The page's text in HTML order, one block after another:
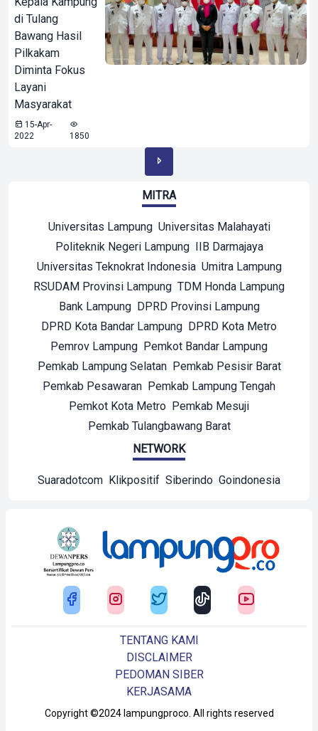
di Tulang
Bawang Hasil
Pilkakam
Diminta Fokus
Layani
Masyarakat
15-Apr-
2022
1850
MITRA
Universitas Lampung Universitas Malahayati
Politeknik Negeri Lampung IIB Darmajaya
Universitas Teknokrat Indonesia Umitra Lampung
RSUDAM Provinsi Lampung TDM Honda Lampung
Bank Lampung DPRD Provinsi Lampung
DPRD Kota Bandar Lampung DPRD Kota Metro
Pemrov Lampung Pemkot Bandar Lampung
Pemkab Lampung Selatan Pemkab Pesisir Barat
Pemkab Pesawaran Pemkab Lampung Tengah
Pemkot Kota Metro Pemkab Mesuji
Pemkab Tulangbawang Barat
NETWORK
Suaradotcom Klikpositif Siberindo Goindonesia
Copyright ©2024 lampungproco. All rights reserved
TENTANG KAMI
DISCLAIMER
PEDOMAN SIBER
KERJASAMA